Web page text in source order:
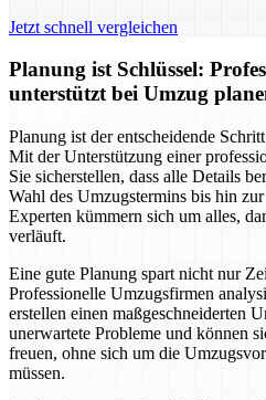
Jetzt schnell vergleichen
Planung ist Schlüssel:
unterstützt bei Umzug
Planung ist der entscheidende
Mit der Unterstützung einer
Sie sicherstellen, dass alle Details
Wahl des Umzugstermins bis hin
Experten kümmern sich um alles,
verläuft.
Eine gute Planung spart nicht nur
Professionelle Umzugsfirmen
erstellen einen maßgeschneiderten
unerwartete Probleme und können
freuen, ohne sich um die
müssen.